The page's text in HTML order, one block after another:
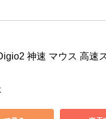
神速 マウス 高速